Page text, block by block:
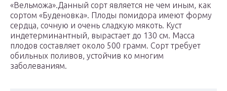
«Вельможа».Данный сорт является не чем иным, как
сортом «Буденовка». Плоды помидора имеют форму
сердца, сочную и очень сладкую мякоть. Куст
индетерминантный, вырастает до 130 см. Масса
плодов составляет около 500 грамм. Сорт требует
обильных поливов, устойчив ко многим
заболеваниям.